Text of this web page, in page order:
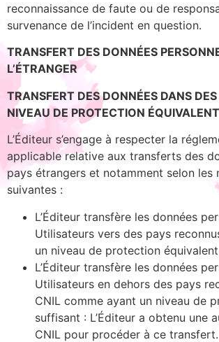
reconnaissance de faute ou de
survenance de l’incident en question.
TRANSFERT DES DONNÉES
L’ÉTRANGER
TRANSFERT DES DONNÉES DANS
NIVEAU DE PROTECTION ÉQUIVALENT
L’Éditeur s’engage à respecter la
applicable relative aux transferts des
pays étrangers et notamment selon les
suivantes :
L’Éditeur transfère les données
Utilisateurs vers des pays
un niveau de protection
L’Éditeur transfère les données
Utilisateurs en dehors des pays
CNIL comme ayant un niveau de
suffisant : L’Éditeur a obtenu une
CNIL pour procéder à ce transfert.